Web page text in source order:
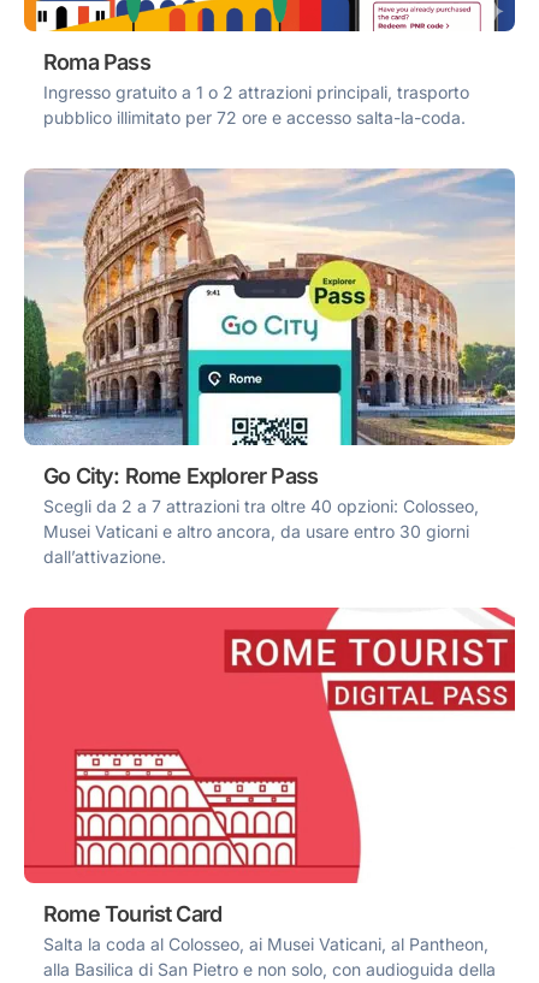
Roma Pass
Ingresso gratuito a 1 o 2 attrazioni principali, trasporto
pubblico illimitato per 72 ore e accesso salta-la-coda.
Go City: Rome Explorer Pass
Scegli da 2 a 7 attrazioni tra oltre 40 opzioni: Colosseo,
Musei Vaticani e altro ancora, da usare entro 30 giorni
dall’attivazione.
Rome Tourist Card
Salta la coda al Colosseo, ai Musei Vaticani, al Pantheon,
alla Basilica di San Pietro e non solo, con audioguida della